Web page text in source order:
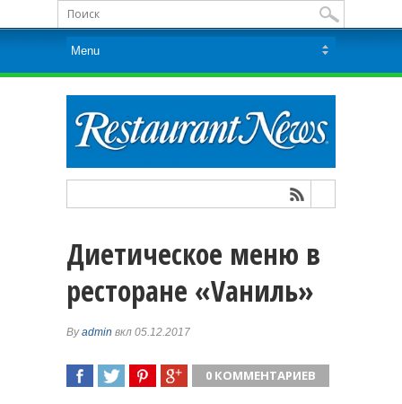
Диетическое меню в
ресторане «Vаниль»
Byadmin вкл 05.12.2017
0 КОММЕНТАРИЕВ